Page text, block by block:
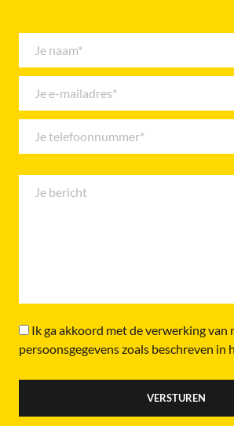
Ik ga akkoord met de verwerking van
persoonsgegevens zoals beschreven in